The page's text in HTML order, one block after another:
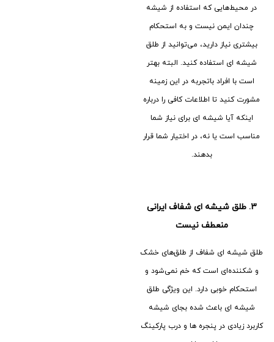
در محیط‌هایی که استفاده از شیشه
چندان ایمن نیست و به استحکام
بیشتری نیاز دارید، می‌توانید از طلق
شیشه ای استفاده کنید. البته بهتر
است با افراد باتجربه در این زمینه
مشورت کنید تا اطلاعات کافی را درباره
اینکه آیا شیشه ای برای نیاز شما
مناسب است یا نه، در اختیار شما قرار
بدهند.
3. طلق شیشه ای شفاف ایرانی
منعطف نیست
طلق شیشه ای شفاف از طلق‌های خشک
و شکننده‌ای است که خم نمی‌شود و
استحکام خوبی دارد. این ویژگی طلق
شیشه ای باعث شده بجای شیشه
کاربرد زیادی در پنجره ها و درب پارکینگ